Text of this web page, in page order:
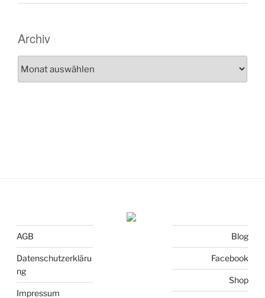
Archiv
AGB
Datenschutzerkläru
ng
Impressum
Blog
Facebook
Shop